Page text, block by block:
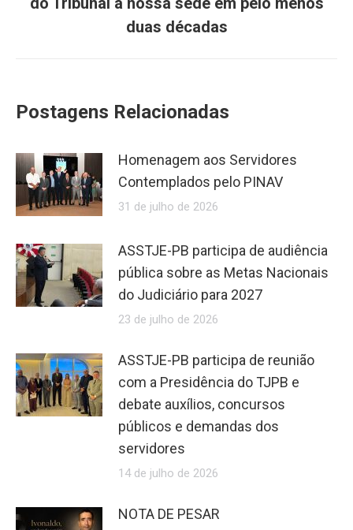
duas décadas
Postagens Relacionadas
Homenagem aos Servidores
Contemplados pelo PINAV
31 de julho de 2026
ASSTJE-PB participa de audiência
pública sobre as Metas Nacionais
do Judiciário para 2027
23 de julho de 2026
ASSTJE-PB participa de reunião
com a Presidência do TJPB e
debate auxílios, concursos
públicos e demandas dos
servidores
14 de julho de 2026
NOTA DE PESAR